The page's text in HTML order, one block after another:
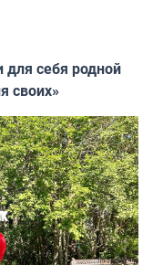
для себя родной
своих»